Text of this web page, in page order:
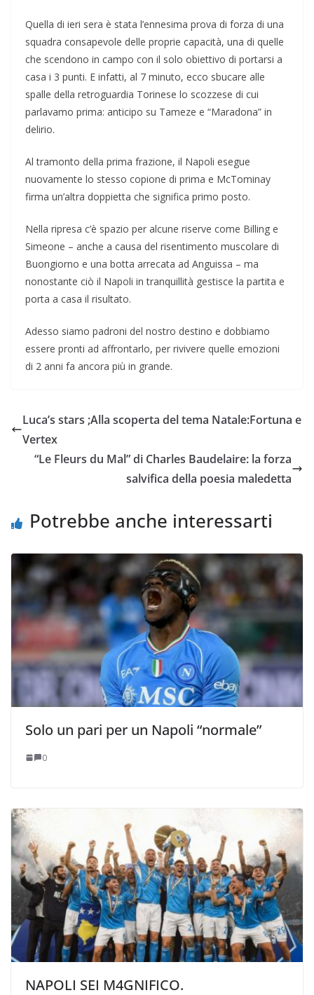
Quella di ieri sera è stata l’ennesima prova di forza di una
squadra consapevole delle proprie capacità, una di quelle
che scendono in campo con il solo obiettivo di portarsi a
casa i 3 punti. E infatti, al 7 minuto, ecco sbucare alle
spalle della retroguardia Torinese lo scozzese di cui
parlavamo prima: anticipo su Tameze e “Maradona” in
delirio.
Al tramonto della prima frazione, il Napoli esegue
nuovamente lo stesso copione di prima e McTominay
firma un’altra doppietta che significa primo posto.
Nella ripresa c’è spazio per alcune riserve come Billing e
Simeone – anche a causa del risentimento muscolare di
Buongiorno e una botta arrecata ad Anguissa – ma
nonostante ciò il Napoli in tranquillità gestisce la partita e
porta a casa il risultato.
Adesso siamo padroni del nostro destino e dobbiamo
essere pronti ad affrontarlo, per rivivere quelle emozioni
di 2 anni fa ancora più in grande.
Luca’s stars ;Alla scoperta del tema Natale:Fortuna e
Vertex
“Le Fleurs du Mal” di Charles Baudelaire: la forza
salvifica della poesia maledetta
Potrebbe anche interessarti
Solo un pari per un Napoli “normale”
0
NAPOLI SEI M4GNIFICO.